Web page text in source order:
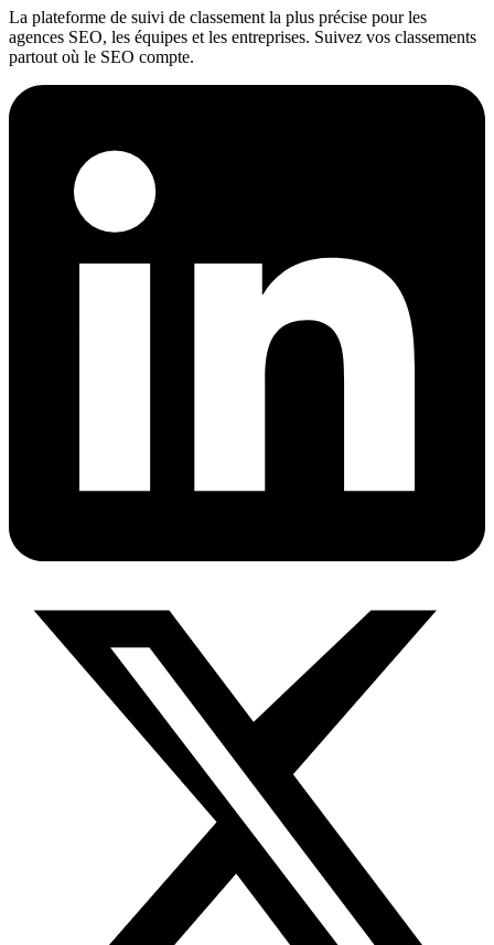
La plateforme de suivi de classement la plus précise pour les
agences SEO, les équipes et les entreprises. Suivez vos classements
partout où le SEO compte.